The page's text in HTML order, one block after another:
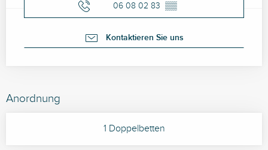
06 08 02 83 ▒▒
Kontaktieren Sie uns
Anordnung
1 Doppelbetten